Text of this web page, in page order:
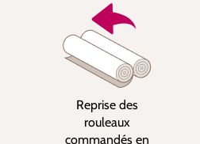
Reprise des
rouleaux
commandés en